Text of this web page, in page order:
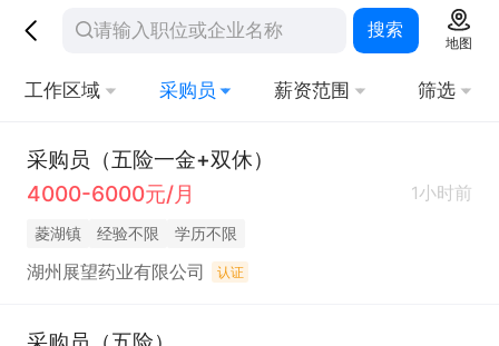
搜索
地图
工作区域 采购员 薪资范围 筛选
采购员（五险一金+双休）
4000-6000元/月
1小时前
菱湖镇 经验不限 学历不限
湖州展望药业有限公司 认证